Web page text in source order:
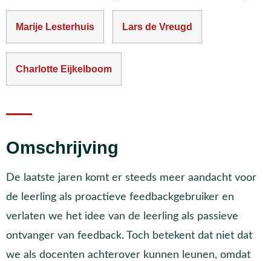
Marije Lesterhuis Lars de Vreugd
Charlotte Eijkelboom
Omschrijving
De laatste jaren komt er steeds meer aandacht voor
de leerling als proactieve feedbackgebruiker en
verlaten we het idee van de leerling als passieve
ontvanger van feedback. Toch betekent dat niet dat
we als docenten achterover kunnen leunen, omdat